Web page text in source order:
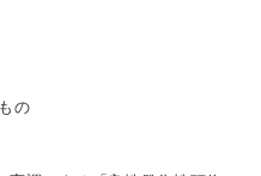
の